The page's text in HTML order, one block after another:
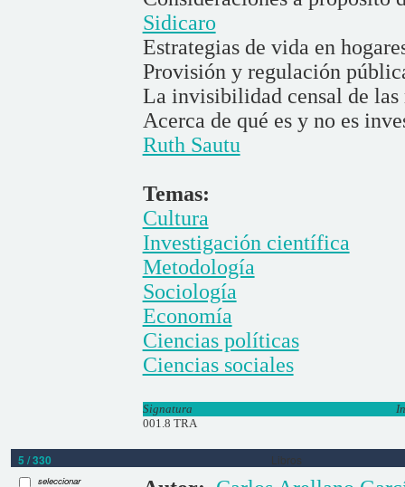
Sidicaro
Estrategias de vida en
Provisión y regulación
La invisibilidad censal de
Acerca de qué es y no es
Ruth Sautu
Temas:
Cultura
Investigación científica
Metodología
Sociología
Economía
Ciencias políticas
Ciencias sociales
Signatura
001.8 TRA
5 / 330 Libros
seleccionar